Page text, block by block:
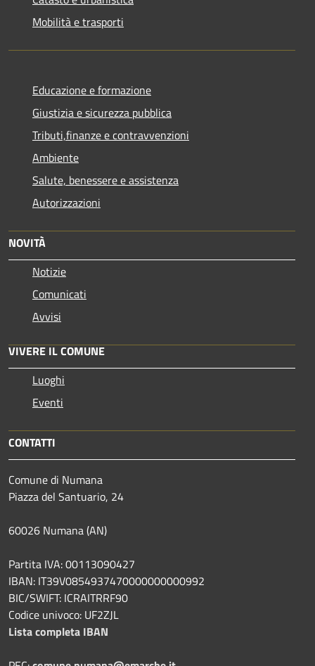
Mobilità e trasporti
Educazione e formazione
Giustizia e sicurezza pubblica
Tributi,finanze e contravvenzioni
Ambiente
Salute, benessere e assistenza
Autorizzazioni
NOVITÀ
Notizie
Comunicati
Avvisi
VIVERE IL COMUNE
Luoghi
Eventi
CONTATTI
Comune di Numana
Piazza del Santuario, 24
60026 Numana (AN)
Partita IVA: 00113090427
IBAN: IT39V0854937470000000000992
BIC/SWIFT: ICRAITRRF90
Codice univoco: UF2ZJL
Lista completa IBAN